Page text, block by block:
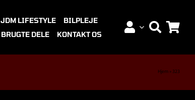
JDM LIFESTYLE
BILPLEJE
BRUGTE DELE KONTAKT OS
Hjem »323